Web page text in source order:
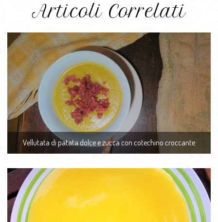
Articoli Correlati
Vellutata di patata dolce e zucca con cotechino croccante